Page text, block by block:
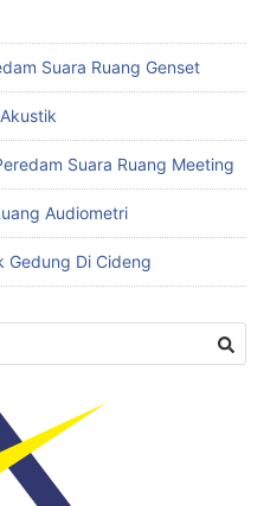
Suara Ruang Genset
Suara Ruang Meeting
Audiometri
Gedung Di Cideng